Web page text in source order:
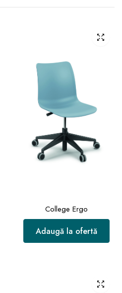
College Ergo
Adaugă la ofertă